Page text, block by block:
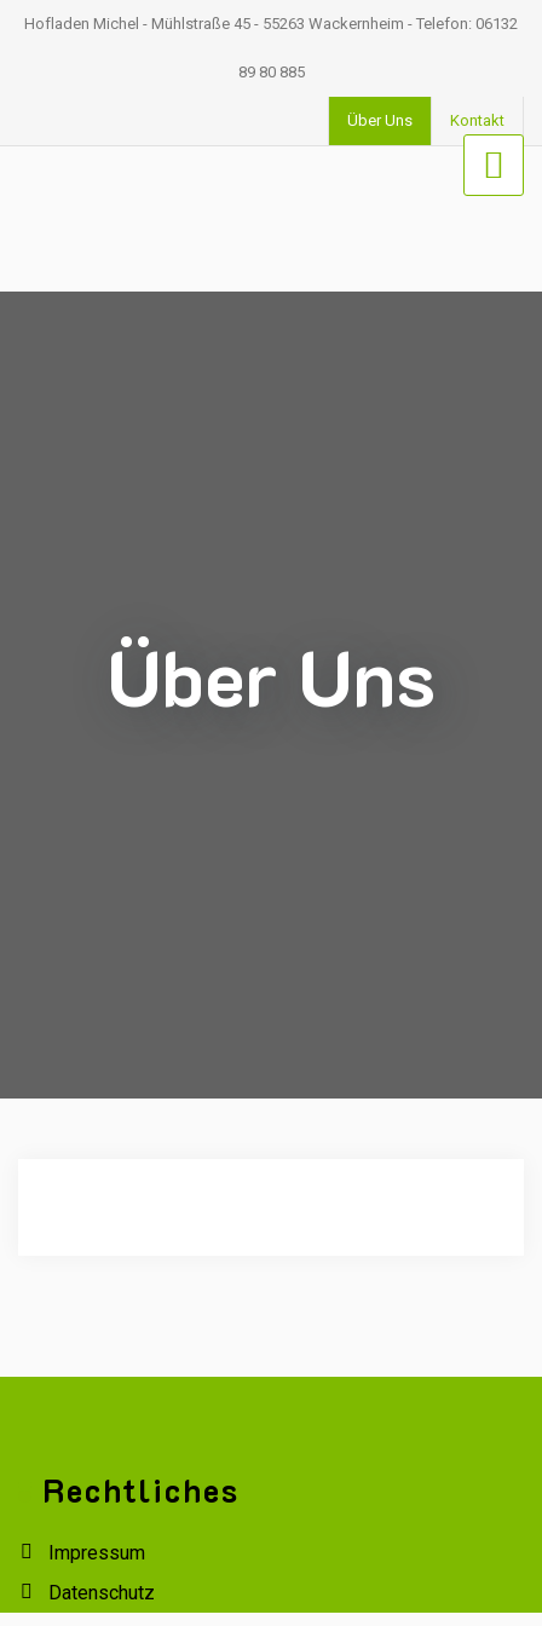
Hofladen Michel - Mühlstraße 45 - 55263 Wackernheim - Telefon: 06132
89 80 885
Kontakt
Über Uns
Über Uns
Rechtliches
Impressum
Datenschutz